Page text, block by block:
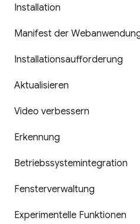
Installation
Manifest der
Installationsaufforderung
Aktualisieren
Video verbessern
Erkennung
Betriebssystemintegration
Fensterverwaltung
Experimentelle Funktionen